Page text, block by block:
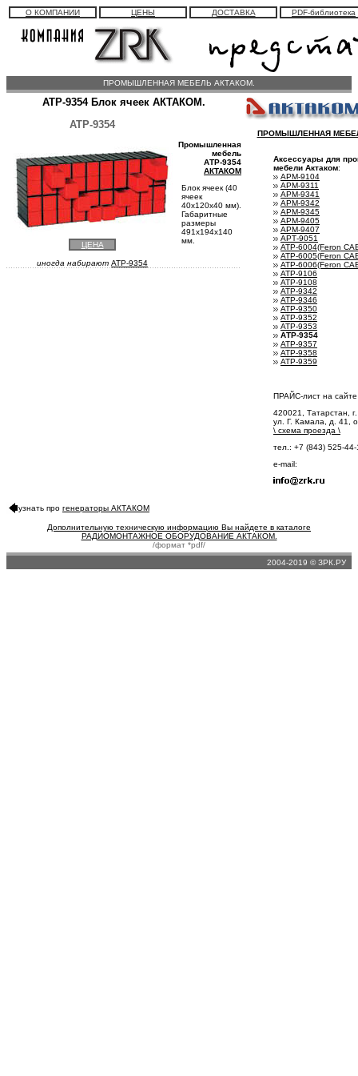
О КОМПАНИИ ЦЕНЫ ДОСТАВКА PDF-библиотека
ПРОМЫШЛЕННАЯ МЕБЕЛЬ АКТАКОМ.
АТР-9354 Блок ячеек АКТАКОМ.
АТР-9354
Промышленная
мебель
АТР-9354
АКТАКОМ
Блок ячеек (40
ячеек
40x120x40 мм).
Габаритные
размеры
491х194х140
мм.
ЦЕНА
иногда набирают ATP-9354
ПРОМЫШЛЕННАЯ
Аксессуары для
мебели Актаком:
АРМ-9104
АРМ-9311
АРМ-9341
АРМ-9342
АРМ-9345
АРМ-9405
АРМ-9407
АРТ-9051
АТР-6004(Feron
АТР-6005(Feron
АТР-6006(Feron
АТР-9106
АТР-9108
АТР-9342
АТР-9346
АТР-9350
АТР-9352
АТР-9353
АТР-9354
АТР-9357
АТР-9358
АТР-9359
ПРАЙС-лист на
420021, Татарстан,
ул. Г. Камала, д. 41,
\ схема проезда \
тел.: +7 (843) 525-44-
e-mail:
узнать про генераторы АКТАКОМ
Дополнительную техническую информацию Вы найдете в каталоге
РАДИОМОНТАЖНОЕ ОБОРУДОВАНИЕ АКТАКОМ.
/формат *pdf/
2004-2019 © ЗРК.РУ